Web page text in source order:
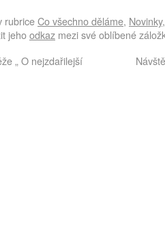
rubriceCo všechno děláme, Novinky
jehoodkaz mezi své oblíbené
„ O nejzdařilejší